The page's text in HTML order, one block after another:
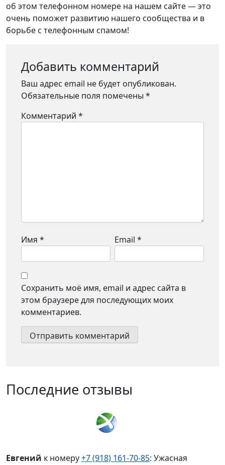
об этом телефонном номере на нашем сайте — это
очень поможет развитию нашего сообщества и в
борьбе с телефонным спамом!
Добавить комментарий
Ваш адрес email не будет опубликован.
Обязательные поля помечены *
Комментарий *
Имя * Email *
Сохранить моё имя, email и адрес сайта в
этом браузере для последующих моих
комментариев.
Последние отзывы
Евгений к номеру+7 (918) 161-70-85: Ужасная